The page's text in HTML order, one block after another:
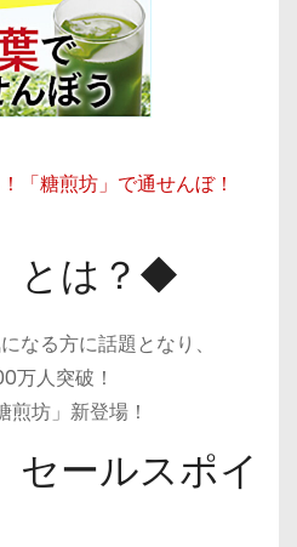
「糖煎坊」で通せんぼ！
とは？◆
なる方に話題となり、
万人突破！
煎坊」新登場！
ールスポイ